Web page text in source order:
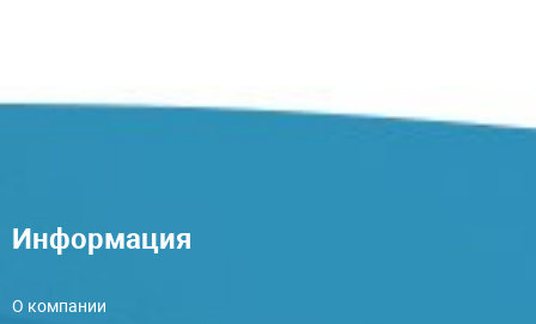
Информация
О компании